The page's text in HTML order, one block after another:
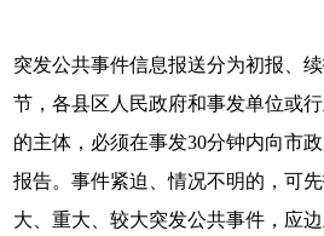
突发公共事件信息报送分为初报、
节，各县区人民政府和事发单位或
的主体，必须在事发30分钟内向市
报告。事件紧迫、情况不明的，可
大、重大、较大突发公共事件，应